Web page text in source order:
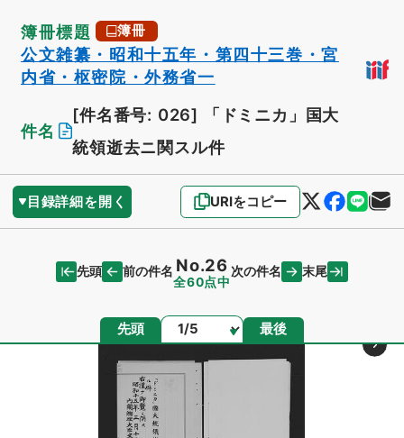
簿冊標題 簿冊
公文雑纂・昭和十五年・第四十三巻・宮
内省・枢密院・外務省一
件名
[件名番号: 026] 「ドミニカ」国大
統領逝去ニ関スル件
目録詳細を開く URIをコピー
先頭 前の件名 No.26
全60点中
次の件名 末尾
先頭 ページ 最後